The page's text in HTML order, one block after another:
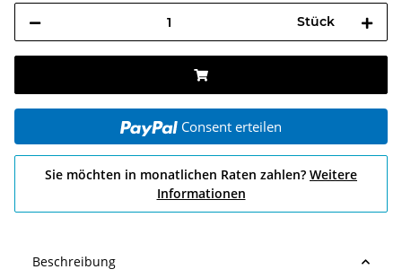
Stück
Consent erteilen
Sie möchten in monatlichen Raten zahlen? Weitere
Informationen
Beschreibung